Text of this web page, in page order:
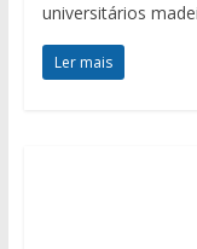
universitários
Ler mais